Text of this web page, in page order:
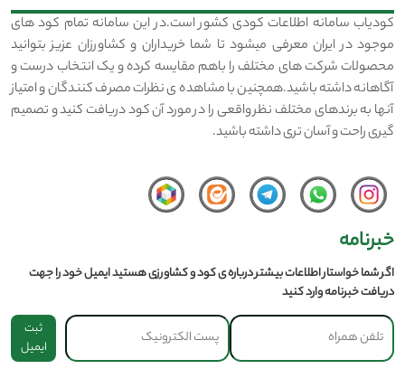
کودیاب سامانه اطلاعات کودی کشور است.در این سامانه تمام کود های
موجود در ایران معرفی میشود تا شما خریداران و کشاورزان عزیز بتوانید
محصولات شرکت های مختلف را باهم مقایسه کرده و یک انتخاب درست و
آگاهانه داشته باشید.همچنین با مشاهده ی نظرات مصرف کنندگان و امتیاز
آنها به برندهای مختلف نظر واقعی را در مورد آن کود دریافت کنید و تصمیم
گیری راحت و آسان تری داشته باشید.
خبرنامه
اگر شما خواستار اطلاعات بیشتر درباره ی کود و کشاورزی هستید ایمیل خود را جهت
دریافت خبرنامه وارد کنید
ثبت
ایمیل